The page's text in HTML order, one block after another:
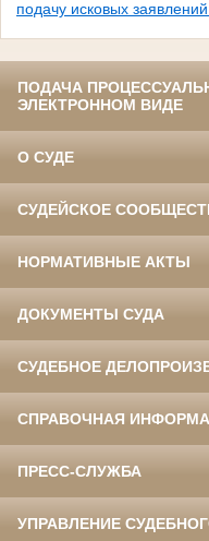
подачу исковых
ПОДАЧА
ЭЛЕКТРОННОМ ВИДЕ
О СУДЕ
СУДЕЙСКОЕ
НОРМАТИВНЫЕ АКТЫ
ДОКУМЕНТЫ СУДА
СУДЕБНОЕ
СПРАВОЧНАЯ
ПРЕСС-СЛУЖБА
УПРАВЛЕНИЕ